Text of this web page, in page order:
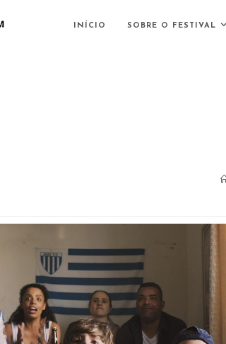
INÍCIO SOBRE O FESTIVAL